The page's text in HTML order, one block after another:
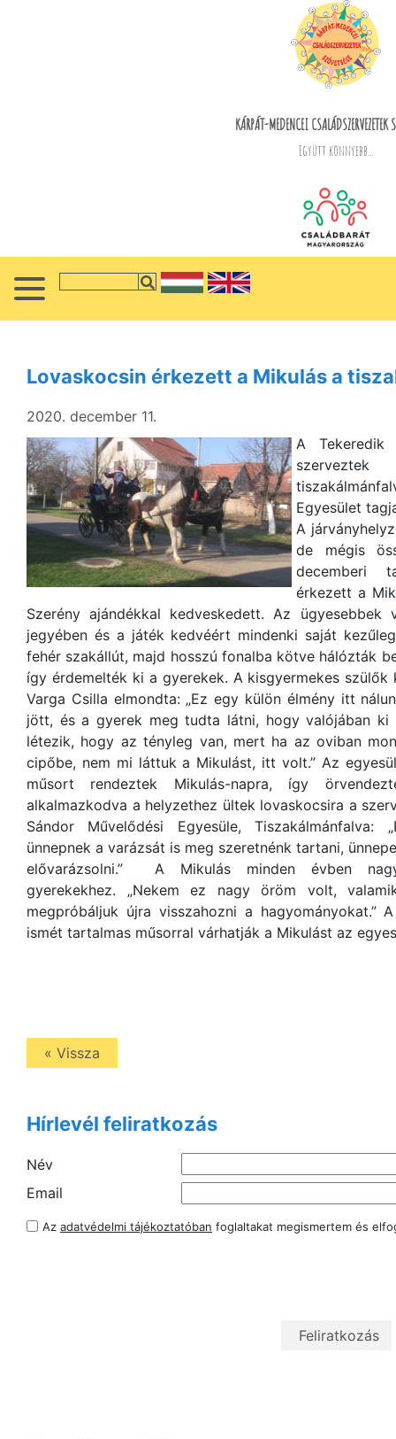
KÁRPÁT-MEDENCEI CSALÁDSZERVEZETEK
Együtt könnyebb...
Lovaskocsin érkezett a Mikulás a
2020. december 11.
A
Egyesület
A
de mégis
decemberi
érkezett a
Szerény ajándékkal kedveskedett. Az
jegyében és a játék kedvéért mindenki saját
fehér szakállút, majd hosszú fonalba kötve hálózták
így érdemelték ki a gyerekek. A kisgyermekes szülők
Varga Csilla elmondta: „Ez egy külön élmény itt
jött, és a gyerek meg tudta látni, hogy valójában
létezik, hogy az tényleg van, mert ha az oviban
cipőbe, nem mi láttuk a Mikulást, itt volt.” Az
műsort rendeztek Mikulás-napra, így
alkalmazkodva a helyzethez ültek lovaskocsira a
Sándor Művelődési Egyesüle, Tiszakálmánfalva:
ünnepnek a varázsát is meg szeretnénk tartani,
elővarázsolni.” A Mikulás minden évben
gyerekekhez. „Nekem ez nagy öröm volt,
megpróbáljuk újra visszahozni a hagyományokat.”
ismét tartalmas műsorral várhatják a Mikulást az
« Vissza
Hírlevél feliratkozás
Név
Email
Az adatvédelmi tájékoztatóban foglaltakat megismertem és